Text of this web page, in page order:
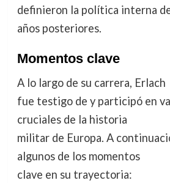
definieron la política interna
años posteriores.
Momentos clave
A lo largo de su carrera, Erlach
fue testigo de y participó en
cruciales de la historia
militar de Europa. A
algunos de los momentos
clave en su trayectoria: